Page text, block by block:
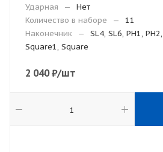
Ударная
—
Нет
Количество в наборе
—
11
Наконечник
—
SL4, SL6, PH1,
Square1, Square
2 040₽/шт